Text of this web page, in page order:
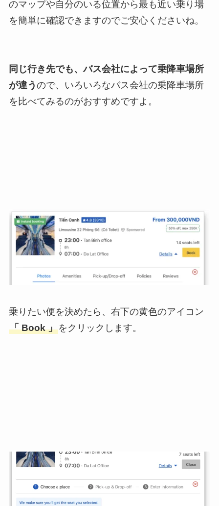
のマップや自分のいる位置から最も近い乗り場
を簡単に確認できますのでご安心くださいね。
同じ行き先でも、バス会社によって乗降車場所
が違うので、いろいろなバス会社の乗降車場所
を比べてみるのがおすすめですよ。
乗りたい便を決めたら、右下の黄色のアイコン
「 Book 」をクリックします。